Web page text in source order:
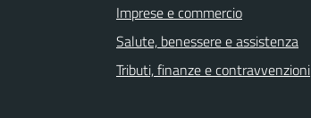
Imprese e commercio
Salute, benessere e assistenza
Tributi, finanze e contravvenzioni